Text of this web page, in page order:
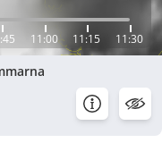
11:00 11:15 11:30